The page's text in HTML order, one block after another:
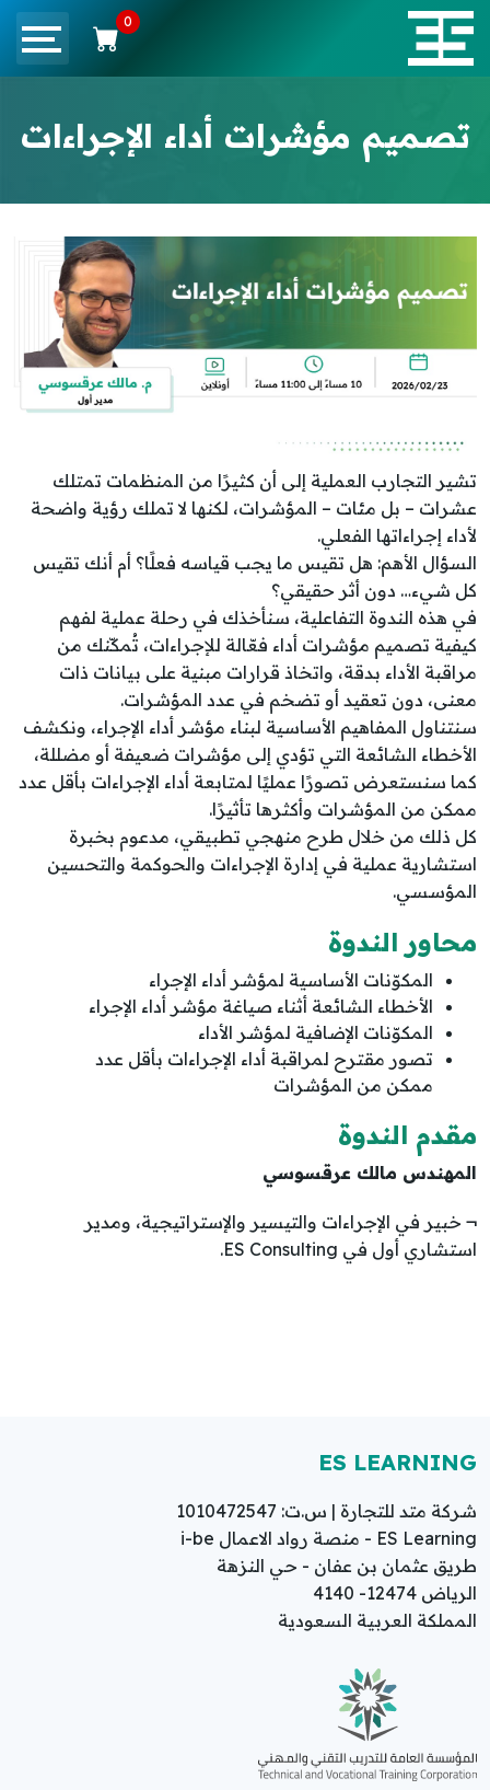
0
تصميم مؤشرات أداء الإجراءات
تشير التجارب العملية إلى أن كثيرًا من المنظمات تمتلك
عشرات – بل مئات – المؤشرات، لكنها لا تملك رؤية واضحة
لأداء إجراءاتها الفعلي.
السؤال الأهم: هل تقيس ما يجب قياسه فعلًا؟ أم أنك تقيس
كل شيء… دون أثر حقيقي؟
في هذه الندوة التفاعلية، سنأخذك في رحلة عملية لفهم
كيفية تصميم مؤشرات أداء فعّالة للإجراءات، تُمكّنك من
مراقبة الأداء بدقة، واتخاذ قرارات مبنية على بيانات ذات
معنى، دون تعقيد أو تضخم في عدد المؤشرات.
سنتناول المفاهيم الأساسية لبناء مؤشر أداء الإجراء، ونكشف
الأخطاء الشائعة التي تؤدي إلى مؤشرات ضعيفة أو مضللة،
كما سنستعرض تصورًا عمليًا لمتابعة أداء الإجراءات بأقل عدد
ممكن من المؤشرات وأكثرها تأثيرًا.
كل ذلك من خلال طرح منهجي تطبيقي، مدعوم بخبرة
استشارية عملية في إدارة الإجراءات والحوكمة والتحسين
المؤسسي.
محاور الندوة
المكوّنات الأساسية لمؤشر أداء الإجراء
الأخطاء الشائعة أثناء صياغة مؤشر أداء الإجراء
المكوّنات الإضافية لمؤشر الأداء
تصور مقترح لمراقبة أداء الإجراءات بأقل عدد
ممكن من المؤشرات
مقدم الندوة
المهندس مالك عرقسوسي
¬ خبير في الإجراءات والتيسير والإستراتيجية، ومدير
استشاري أول في ES Consulting.
ES LEARNING
شركة متد للتجارة | س.ت: 1010472547
ES Learning - منصة رواد الاعمال i-be
طريق عثمان بن عفان - حي النزهة
الرياض 12474- 4140
المملكة العربية السعودية